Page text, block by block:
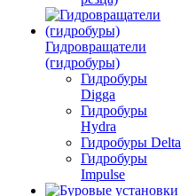
Гидровращатели
(гидробуры)
Гидробуры
Digga
Гидробуры
Hydra
Гидробуры Delta
Гидробуры
Impulse